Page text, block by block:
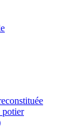
potier